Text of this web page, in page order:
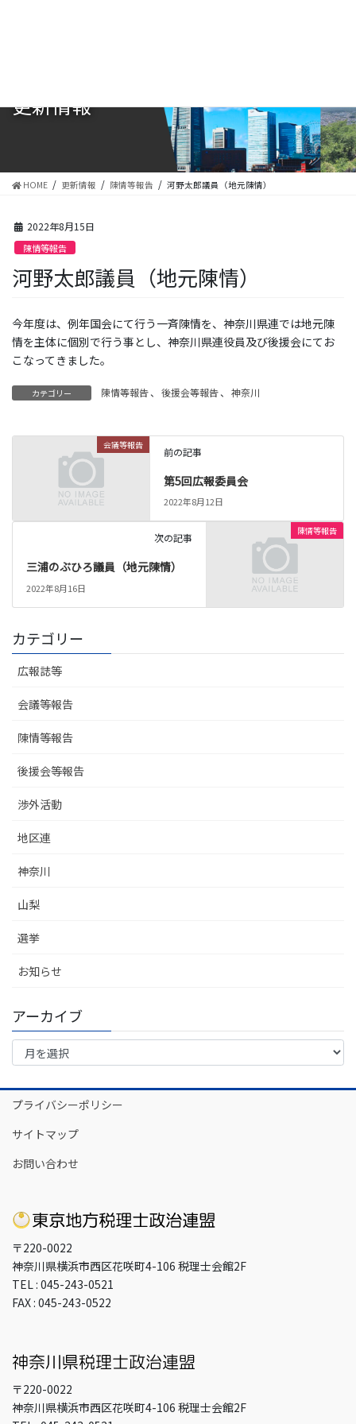
移
ン更新情報
HOME 更新情報 陳情等報告 河野太郎議員（地元陳情）
2022年8月15日
陳情等報告
河野太郎議員（地元陳情）
今年度は、例年国会にて行う一斉陳情を、神奈川県連では地元陳
情を主体に個別で行う事とし、神奈川県連役員及び後援会にてお
こなってきました。
カテゴリー 陳情等報告、 後援会等報告、 神奈川
会議等報告
前の記事
第5回広報委員会
2022年8月12日
陳情等報告
次の記事
三浦のぶひろ議員（地元陳情）
2022年8月16日
カテゴリー
広報誌等
会議等報告
陳情等報告
後援会等報告
渉外活動
地区連
神奈川
山梨
選挙
お知らせ
アーカイブ
ア
イ
ブ
プライバシーポリシー
サイトマップ
お問い合わせ
〒220-0022
神奈川県横浜市西区花咲町4-106 税理士会館2F
TEL : 045-243-0521
FAX : 045-243-0522
〒220-0022
神奈川県横浜市西区花咲町4-106 税理士会館2F